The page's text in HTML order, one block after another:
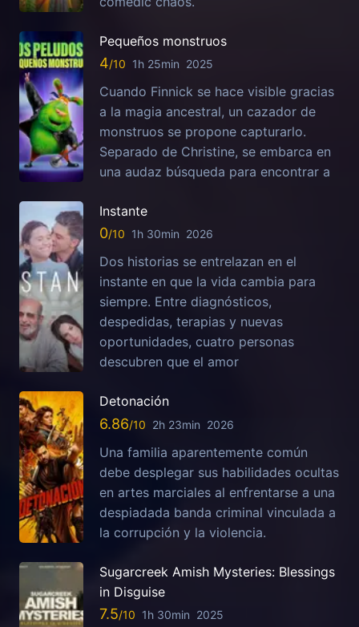
Pequeños monstruos
4 1h 25min 2025
Cuando Finnick se hace visible gracias
a la magia ancestral, un cazador de
monstruos se propone capturarlo.
Separado de Christine, se embarca en
una audaz búsqueda para encontrar a
Instante
0 1h 30min 2026
Dos historias se entrelazan en el
instante en que la vida cambia para
siempre. Entre diagnósticos,
despedidas, terapias y nuevas
oportunidades, cuatro personas
descubren que el amor
Detonación
6.86 2h 23min 2026
Una familia aparentemente común
debe desplegar sus habilidades ocultas
en artes marciales al enfrentarse a una
despiadada banda criminal vinculada a
la corrupción y la violencia.
Sugarcreek Amish Mysteries: Blessings
in Disguise
7.5 1h 30min 2025